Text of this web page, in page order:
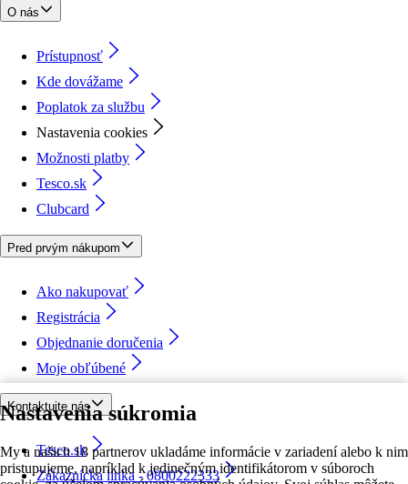
Nastavenia súkromia
My a našich 18 partnerov ukladáme informácie v zariadení alebo k nim
pristupujeme, napríklad k jedinečným identifikátorom v súboroch
O nás
Prístupnosť
Kde dovážame
Poplatok za službu
Nastavenia cookies
Možnosti platby
Tesco.sk
Clubcard
Pred prvým nákupom
Ako nakupovať
Registrácia
Objednanie doručenia
Moje obľúbené
Kontaktujte nás
Tesco.sk
Zákaznícka linka - 0800222333